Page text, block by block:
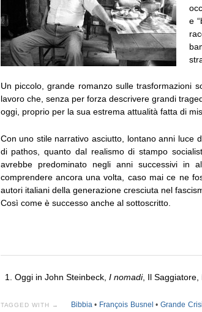
e
Un piccolo, grande romanzo sulle trasformazioni
lavoro che, senza per forza descrivere grandi
oggi, proprio per la sua estrema attualità fatta di
Con uno stile narrativo asciutto, lontano anni luce
di pathos, quanto dal realismo di stampo
avrebbe predominato negli anni successivi
comprendere ancora una volta, caso mai ce ne
autori italiani della generazione cresciuta nel
Così come è successo anche al sottoscritto.
Oggi in John Steinbeck,I nomadi, Il Saggiatore,
TAGGED WITH → Bibbia • François Busnel • Grande Crisi